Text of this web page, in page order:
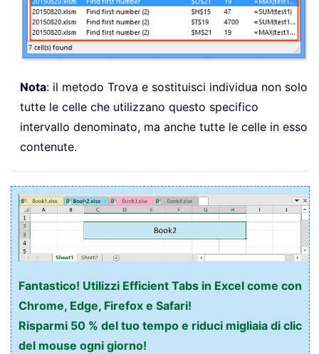
Nota: il metodo Trova e sostituisci individua non solo
tutte le celle che utilizzano questo specifico
intervallo denominato, ma anche tutte le celle in esso
contenute.
Fantastico! Utilizzi Efficient Tabs in Excel come con
Chrome, Edge, Firefox e Safari!
Risparmi 50 % del tuo tempo e riduci migliaia di clic
del mouse ogni giorno!